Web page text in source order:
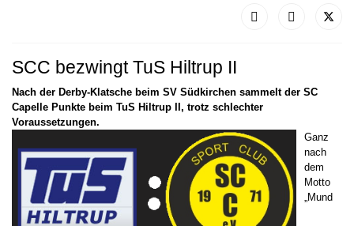
SCC bezwingt TuS Hiltrup II
Nach der Derby-Klatsche beim SV Südkirchen sammelt der SC
Capelle Punkte beim TuS Hiltrup II, trotz schlechter
Voraussetzungen.
Ganz
nach
dem
Motto
„Mund